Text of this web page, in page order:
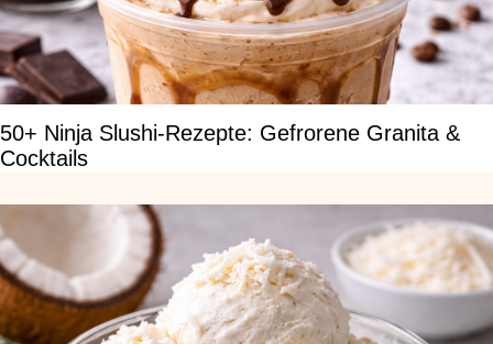
50+ Ninja Slushi-Rezepte: Gefrorene Granita &
Cocktails